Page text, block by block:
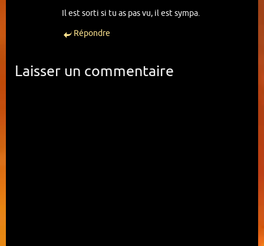
Tome 4 (Terminé)
Il est sorti si tu as pas vu, il est sympa.
Répondre
Laisser un commentaire